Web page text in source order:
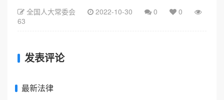
全国人大常委会
2022-10-30 0
0
63
发表评论
最新法律